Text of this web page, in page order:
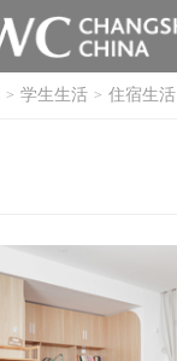
> 学生生活 > 住宿生活